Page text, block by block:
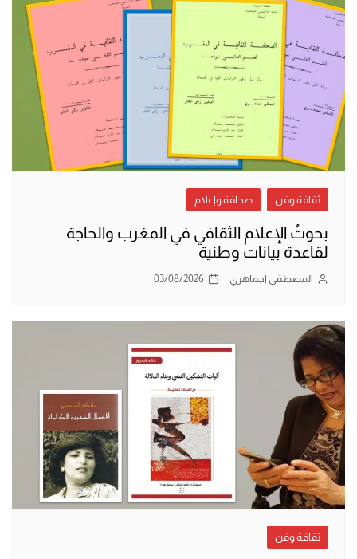
ثقافة وفن صحافة وإعلام
بحوثُ الإعلام الثقافي في المغرب والحاجة
لقاعدة بيانات وطنية
المصطفى اجماهري 03/08/2026
ثقافة وفن